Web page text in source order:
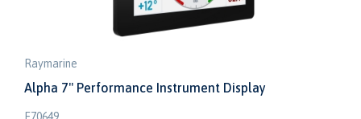
Raymarine
Alpha 7" Performance Instrument Display